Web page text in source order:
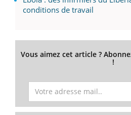
conditions de travail
Vous aimez cet article ?
!